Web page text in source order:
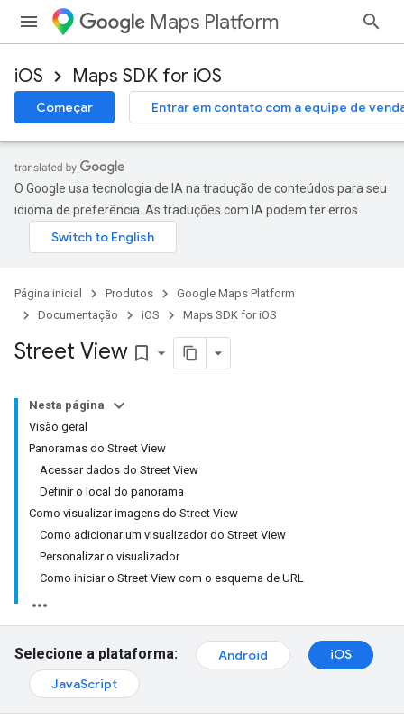
Maps Platform
iOS Maps SDK for iOS
Começar Entrar em contato com a equipe de
O Google usa tecnologia de IA na tradução de conteúdos para seu
idioma de preferência. As traduções com IA podem ter erros.
Página inicial Produtos
Google Maps Platform
Documentação
iOS Maps SDK for iOS
Street View bookmark_border
Nesta página
Visão geral
Panoramas do Street View
Acessar dados do Street View
Definir o local do panorama
Como visualizar imagens do Street View
Como adicionar um visualizador do Street View
Personalizar o visualizador
Como iniciar o Street View com o esquema de URL
Selecione a plataforma: Android
iOS
JavaScript